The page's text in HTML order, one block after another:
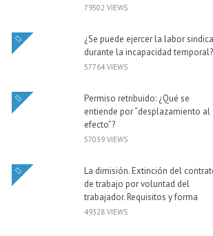
79502 VIEWS
¿Se puede ejercer la labor
durante la incapacidad temporal?
57764 VIEWS
Permiso retribuido: ¿Qué se
entiende por “desplazamiento al
efecto”?
57039 VIEWS
La dimisión. Extinción del
de trabajo por voluntad del
trabajador. Requisitos y forma
49328 VIEWS